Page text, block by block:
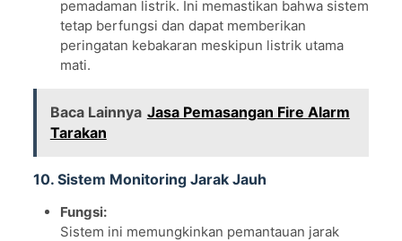
pemadaman listrik. Ini memastikan bahwa sistem
tetap berfungsi dan dapat memberikan
peringatan kebakaran meskipun listrik utama
mati.
Baca Lainnya Jasa Pemasangan Fire Alarm
Tarakan
10. Sistem Monitoring Jarak Jauh
Fungsi:
Sistem ini memungkinkan pemantauan jarak